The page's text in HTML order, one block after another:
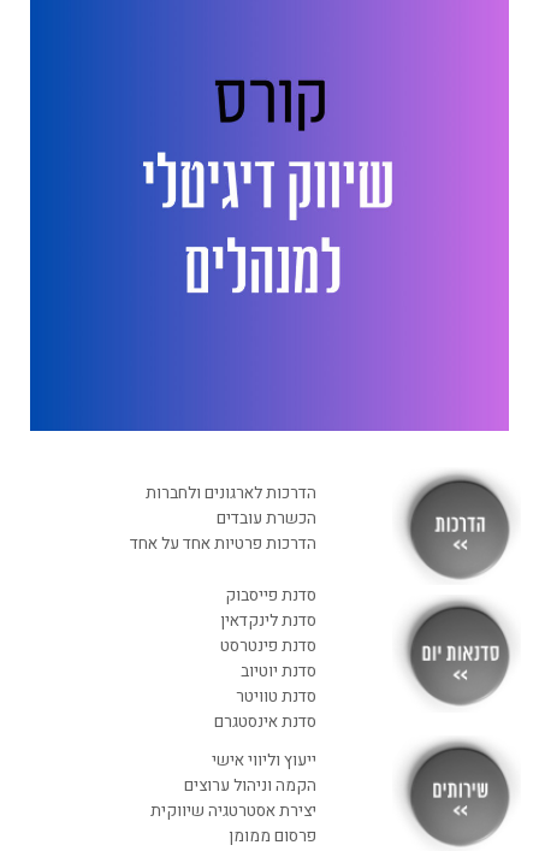
הדרכות לארגונים ולחברות
הכשרת עובדים
הדרכות פרטיות אחד על אחד
סדנת פייסבוק
סדנת לינקדאין
סדנת פינטרסט
סדנת יוטיוב
סדנת טוויטר
סדנת אינסטגרם
ייעוץ וליווי אישי
הקמה וניהול ערוצים
יצירת אסטרטגיה שיווקית
פרסום ממומן
מכירות. HR. גיוס עובדים. AI
בא לכם לגדול? זמינה לשיחה
052.6351675